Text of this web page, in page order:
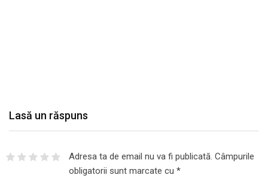
Lasă un răspuns
Adresa ta de email nu va fi publicată. Câmpurile
obligatorii sunt marcate cu *